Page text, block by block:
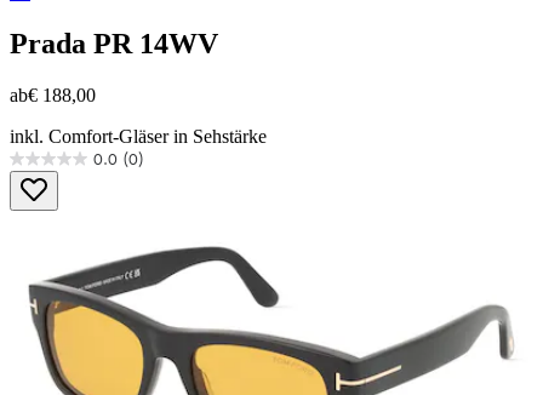
Prada PR 14WV
ab€ 188,00
inkl. Comfort-Gläser in Sehstärke
0.0 (0)
0.0
von
5